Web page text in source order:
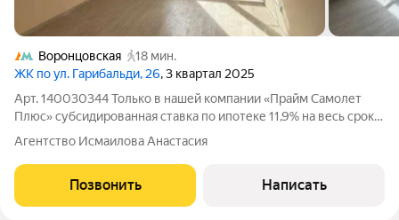
Воронцовская
18 мин.
ЖК по ул. Гарибальди, 26, 3 квартал 2025
Арт. 140030344 Только в нашей компании «Прайм Самолет
Плюс» субсидированная ставка по ипотеке 11,9% на весь срок!
Помощь в оформлении ипотеки от квалифицированного
сделки. Покупая квартиру с нами,
Агентство Исмаилова Анастасия
Позвонить Написать